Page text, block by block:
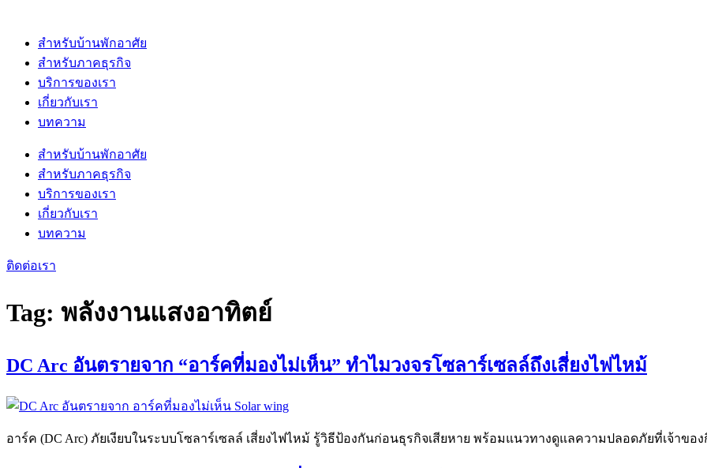
contentสำหรับบ้านพักอาศัย
สำหรับภาคธุรกิจ
บริการของเรา
เกี่ยวกับเรา
บทความ
สำหรับบ้านพักอาศัย
สำหรับภาคธุรกิจ
บริการของเรา
เกี่ยวกับเรา
บทความ
ติดต่อเรา
Tag: พลังงานแสงอาทิตย์
DC Arc อันตรายจาก “อาร์คที่มองไม่เห็น” ทำไมวงจรโซลาร์เซลล์ถึงเสี่ยงไฟไหม้
อาร์ค (DC Arc) ภัยเงียบในระบบโซลาร์เซลล์ เสี่ยงไฟไหม้ รู้วิธีป้องกันก่อนธุรกิจเสียหาย พร้อมแนวทางดูแลความปลอดภัยที่เจ้าขอ